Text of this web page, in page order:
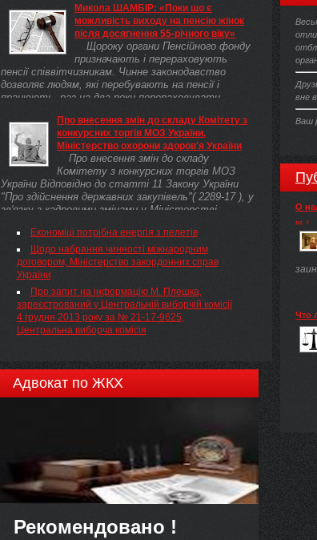
Микола ШАМБІР: «Поки що є
можливість виходу на пенсію жінок
після досягнення 55-річного віку»
Щороку органи Пенсійного фонду
призначають і перераховують
пенсії співвітчизникам. Чинне законодавство
дозволяє людям, які перебувають на пенсії і
працюють, раз на два роки перераховувати
Про внесення змін до складу Комітету з
конкурсних торгів МОЗ України,
Міністерство охорони здоров'я України
Про внесення змін до складу
Комітету з конкурсних торгів МОЗ
України Відповідно до статті 11 Закону України
"Про здійснення державних закупівель"( 2289-17 ), у
зв'язку з кадровими змінами у Міністерстві
діяльності Комітету з конкурсних торгів
НАКАЗУЮ:
Економіці потрібна енергія з пелетів
Щодо набрання чинності міжнародним
договором, Міністерство закордонних справ
України
Про запит на інформацію М. Плешка,
зареєстрований у Центральній виборчій комісії
4 грудня 2013 року за № 21-17-9625,
Центральна виборча комісія
Адвокат по ЖКХ
Рекомендовано !
вне
Ваш
О
...
Что